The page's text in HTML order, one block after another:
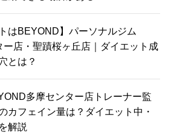
はBEYOND】パーソナルジム
店・聖蹟桜ヶ丘店｜ダイエット成
とは？
多摩センター店トレーナー監
カフェイン量は？ダイエット中・
解説